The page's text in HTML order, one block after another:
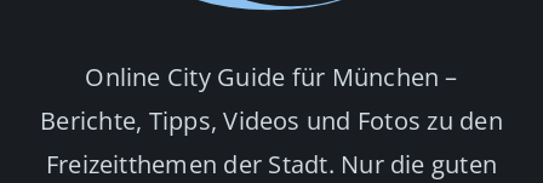
Online City Guide für München –
Berichte, Tipps, Videos und Fotos zu den
Freizeitthemen der Stadt. Nur die guten